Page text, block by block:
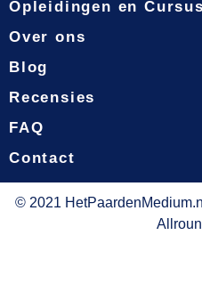
Opleidingen en Cursus
Over ons
Blog
Recensies
FAQ
Contact
© 2021